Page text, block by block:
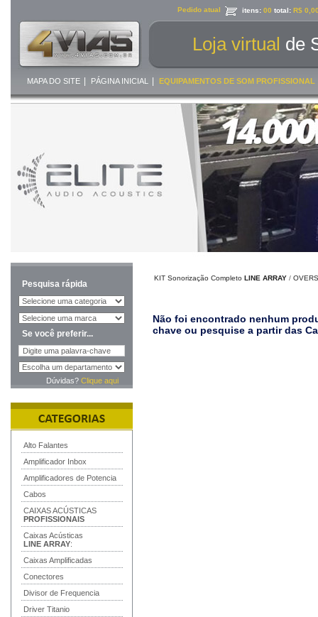
Pedido atual itens: 00 total: R$
Loja virtual de
MAPA DO SITE PÁGINA INICIAL EQUIPAMENTOS DE SOM PROFISSIONAL
Pesquisa rápida
Se você preferir...
Dúvidas? Clique aqui
Alto Falantes
Amplificador Inbox
Amplificadores de Potencia
Cabos
CAIXAS ACÚSTICAS
PROFISSIONAIS
Caixas Acústicas
LINE ARRAY:
Caixas Amplificadas
Conectores
Divisor de Frequencia
Driver Titanio
KIT Sonorização Completo LINE ARRAY /
Não foi encontrado nenhum
chave ou pesquise a partir das